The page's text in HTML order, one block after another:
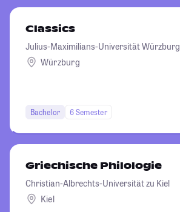
Classics
Julius-Maximilians-Universität Würzburg
Würzburg
Bachelor 6 Semester
Griechische Philologie
Christian-Albrechts-Universität zu Kiel
Kiel